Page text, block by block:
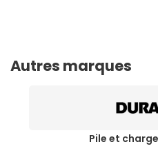
Autres marques
Pile et